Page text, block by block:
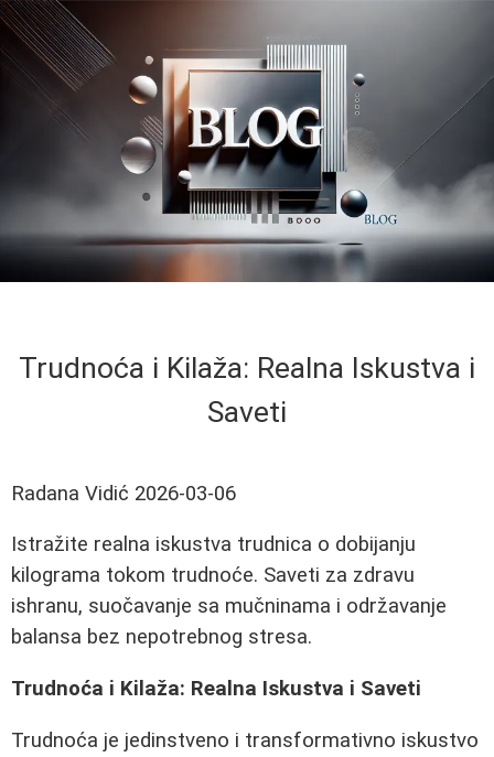
Trudnoća i Kilaža: Realna Iskustva i
Saveti
Radana Vidić 2026-03-06
Istražite realna iskustva trudnica o dobijanju
kilograma tokom trudnoće. Saveti za zdravu
ishranu, suočavanje sa mučninama i održavanje
balansa bez nepotrebnog stresa.
Trudnoća i Kilaža: Realna Iskustva i Saveti
Trudnoća je jedinstveno i transformativno iskustvo